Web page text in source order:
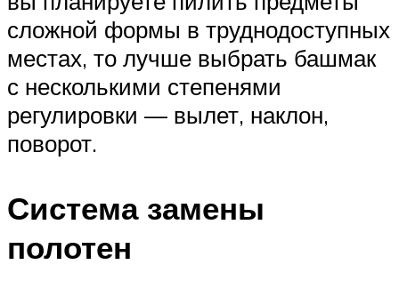
сложной формы в труднодоступных
местах, то лучше выбрать башмак
с несколькими степенями
регулировки — вылет, наклон,
поворот.
Система замены
полотен